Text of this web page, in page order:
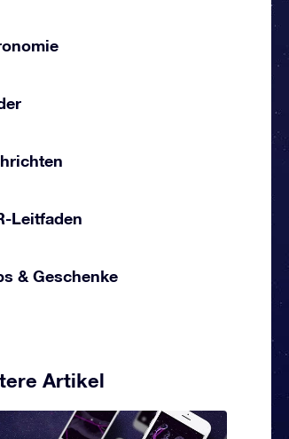
Leitfaden
& Geschenke
Artikel